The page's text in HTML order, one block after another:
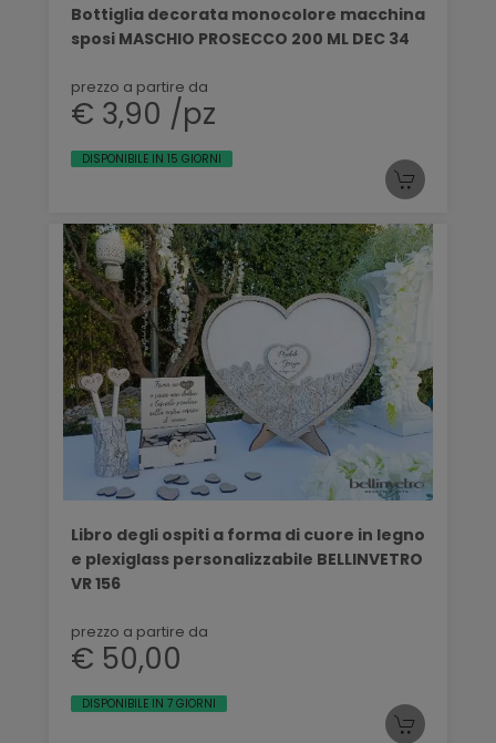
Bottiglia decorata monocolore macchina
sposi MASCHIO PROSECCO 200 ML DEC 34
prezzo a partire da
€ 3,90 /pz
DISPONIBILE IN 15 GIORNI
Libro degli ospiti a forma di cuore in legno
e plexiglass personalizzabile BELLINVETRO
VR 156
prezzo a partire da
€ 50,00
DISPONIBILE IN 7 GIORNI